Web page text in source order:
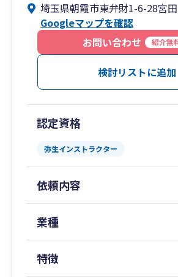
より具体的に一歩踏み込んだ形で
いきたいという思いで励んでおり
技を磨き一芸に秀でただけのエキ
く、企業経営のあらゆるニーズ
「温かな」スペシャリスト集団です
埼玉県朝霞市東弁財1-6-28宮
Googleマップを確認
お問い合わせ
紹介無
検討リストに追加
認定資格
弥生インストラクター
依頼内容
業種
特徴